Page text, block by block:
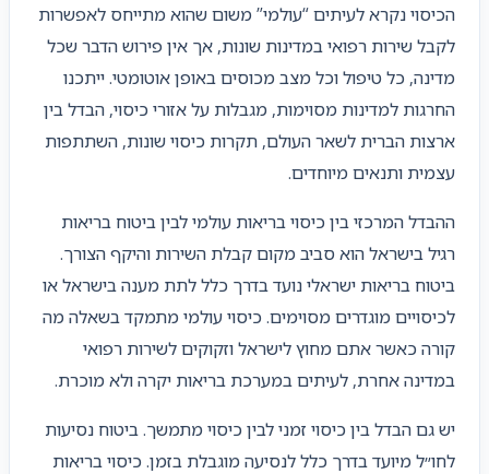
הכיסוי נקרא לעיתים “עולמי” משום שהוא מתייחס לאפשרות
לקבל שירות רפואי במדינות שונות, אך אין פירוש הדבר שכל
מדינה, כל טיפול וכל מצב מכוסים באופן אוטומטי. ייתכנו
החרגות למדינות מסוימות, מגבלות על אזורי כיסוי, הבדל בין
ארצות הברית לשאר העולם, תקרות כיסוי שונות, השתתפות
עצמית ותנאים מיוחדים.
ההבדל המרכזי בין כיסוי בריאות עולמי לבין ביטוח בריאות
רגיל בישראל הוא סביב מקום קבלת השירות והיקף הצורך.
ביטוח בריאות ישראלי נועד בדרך כלל לתת מענה בישראל או
לכיסויים מוגדרים מסוימים. כיסוי עולמי מתמקד בשאלה מה
קורה כאשר אתם מחוץ לישראל וזקוקים לשירות רפואי
במדינה אחרת, לעיתים במערכת בריאות יקרה ולא מוכרת.
יש גם הבדל בין כיסוי זמני לבין כיסוי מתמשך. ביטוח נסיעות
לחו״ל מיועד בדרך כלל לנסיעה מוגבלת בזמן. כיסוי בריאות